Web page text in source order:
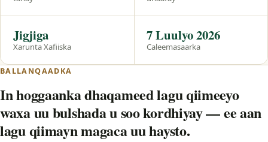
Xarunta Xafiiska
Jigjiga
Caleemasaarka
7 Luulyo 2026
BALLANQAADKA
In hoggaanka dhaqameed lagu qiimeeyo
waxa uu bulshada u soo kordhiyay — ee aan
lagu qiimayn magaca uu haysto.